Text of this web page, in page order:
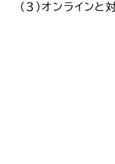
（３）オンライン